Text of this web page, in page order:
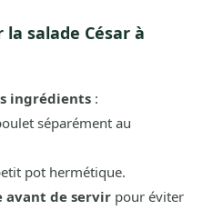
salade César à
ingrédients :
séparément au
pot hermétique.
avant de servir pour éviter